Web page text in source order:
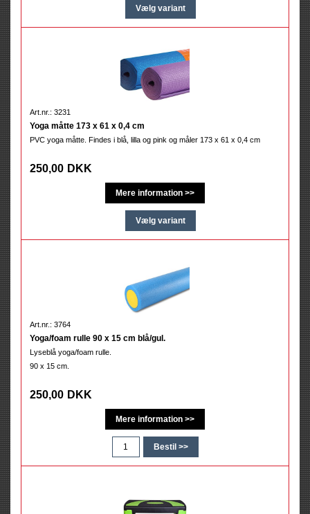
Art.nr.: 3231
Yoga måtte 173 x 61 x 0,4 cm
PVC yoga måtte. Findes i blå, lilla og pink og måler 173 x 61 x 0,4 cm
250,00 DKK
Art.nr.: 3764
Yoga/foam rulle 90 x 15 cm blå/gul.
Lyseblå yoga/foam rulle.
90 x 15 cm.
250,00 DKK